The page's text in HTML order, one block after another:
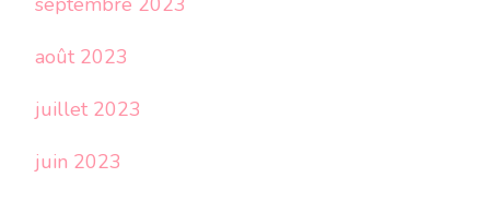
août 2023
juillet 2023
juin 2023